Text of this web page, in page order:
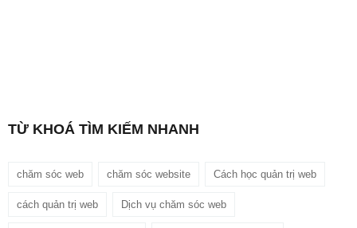
TỪ KHOÁ TÌM KIẾM NHANH
chăm sóc web chăm sóc website Cách học quản trị web
cách quản trị web Dịch vụ chăm sóc web